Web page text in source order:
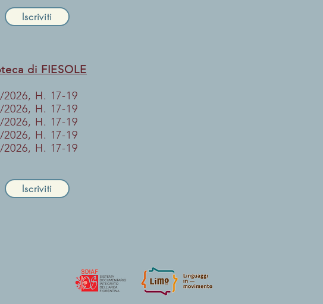
Iscriviti
di FIESOLE
H. 17-19
2026, H. 17-19
H. 17-19
2026, H. 17-19
H. 17-19​​
Iscriviti